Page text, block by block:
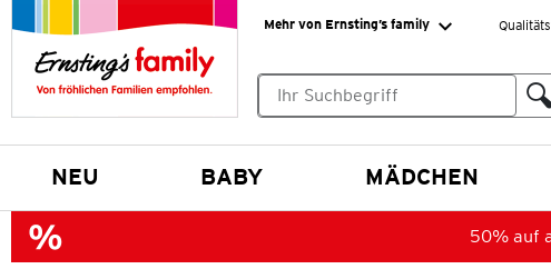
Mehr von Ernsting’s family
NEU BABY MÄDCHEN
50% auf